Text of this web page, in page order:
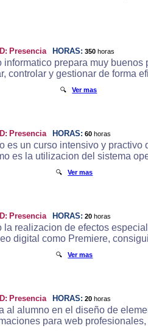
Presencia HORAS: 350 horas
prepara muy buenos
controlar y gestionar de forma
🔍Ver mas
Presencia HORAS: 60 horas
es un curso intensivo y
es la utilizacion del sistema
🔍Ver mas
Presencia HORAS: 20 horas
la realizacion de efectos
digital como Premiere,
🔍Ver mas
Presencia HORAS: 20 horas
al alumno en el diseño de
para web